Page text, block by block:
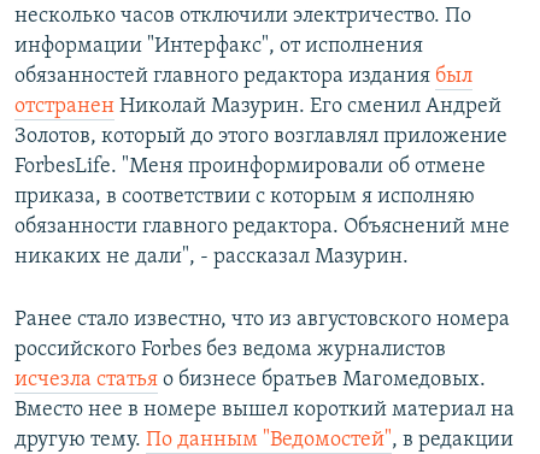
несколько часов отключили электричество. По
информации "Интерфакс", от исполнения
обязанностей главного редактора издания был
отстранен Николай Мазурин. Его сменил Андрей
Золотов, который до этого возглавлял приложение
ForbesLife. "Меня проинформировали об отмене
приказа, в соответствии с которым я исполняю
обязанности главного редактора. Объяснений мне
никаких не дали", - рассказал Мазурин.
​Ранее стало известно, что из августовского номера
российского Forbes без ведома журналистов
исчезла статья о бизнесе братьев Магомедовых.
Вместо нее в номере вышел короткий материал на
другую тему. По данным "Ведомостей", в редакции